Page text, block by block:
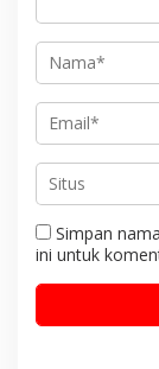
Simpan
ini untuk